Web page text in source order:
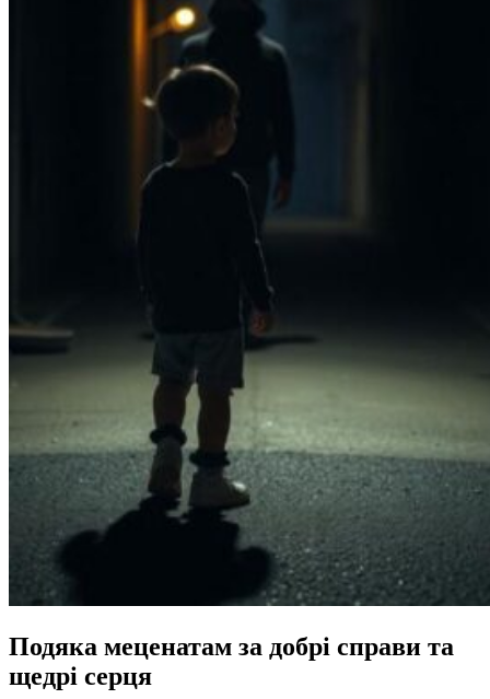
Подяка меценатам за добрі справи та
щедрі серця